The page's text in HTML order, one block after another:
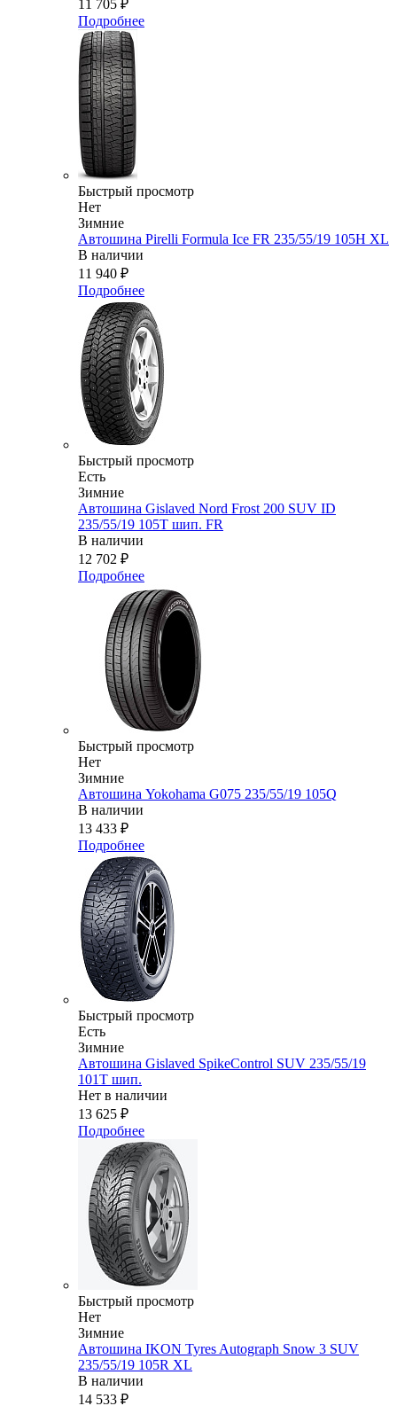
11 705 ₽
Подробнее
Быстрый просмотр
Нет
Зимние
Автошина Pirelli Formula Ice FR 235/55/19 105H XL
В наличии
11 940 ₽
Подробнее
Быстрый просмотр
Есть
Зимние
Автошина Gislaved Nord Frost 200 SUV ID
235/55/19 105Т шип. FR
В наличии
12 702 ₽
Подробнее
Быстрый просмотр
Нет
Зимние
Автошина Yokohama G075 235/55/19 105Q
В наличии
13 433 ₽
Подробнее
Быстрый просмотр
Есть
Зимние
Автошина Gislaved SpikeControl SUV 235/55/19
101T шип.
Нет в наличии
13 625 ₽
Подробнее
Быстрый просмотр
Нет
Зимние
Автошина IKON Tyres Autograph Snow 3 SUV
235/55/19 105R XL
В наличии
14 533 ₽